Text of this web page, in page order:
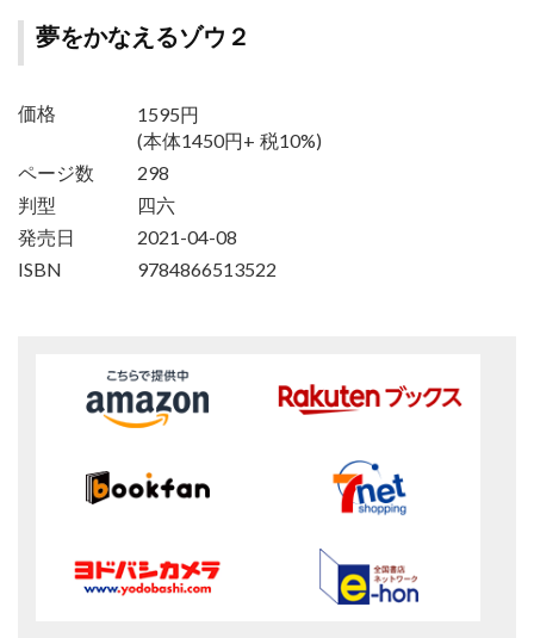
夢をかなえるゾウ２
価格
1595円
(本体1450円+ 税10%)
ページ数
298
判型
四六
発売日
2021-04-08
ISBN
9784866513522